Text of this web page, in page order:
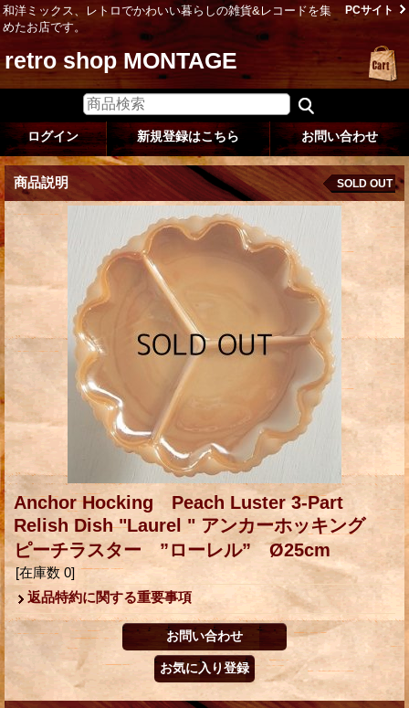
和洋ミックス、レトロでかわいい暮らしの雑貨&レコードを集
めたお店です。
PCサイト
retro shop MONTAGE
ログイン 新規登録はこちら お問い合わせ
商品説明 SOLD OUT
Anchor Hocking Peach Luster 3-Part
Relish Dish "Laurel " アンカーホッキング
ピーチラスター ”ローレル” Ø25cm
[在庫数 0]
返品特約に関する重要事項